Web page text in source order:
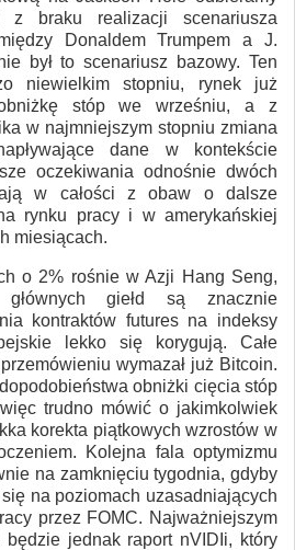
z braku realizacji scenariusza
Donaldem Trumpem a J.
był to scenariusz bazowy. Ten
niewielkim stopniu, rynek już
stóp we wrześniu, a z
w najmniejszym stopniu zmiana
dane w kontekście
oczekiwania odnośnie dwóch
w całości z obaw o dalsze
rynku pracy i w amerykańskiej
miesiącach.
o 2% rośnie w Azji Hang Seng,
głównych giełd są znacznie
kontraktów futures na indeksy
lekko się korygują. Całe
wymazał już Bitcoin.
obniżki cięcia stóp
trudno mówić o jakimkolwiek
korekta piątkowych wzrostów w
Kolejna fala optymizmu
na zamknięciu tygodnia, gdyby
na poziomach uzasadniających
przez FOMC. Najważniejszym
będzie jednak raport nVIDIi, który